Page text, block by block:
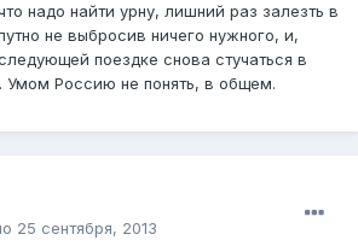
надо найти урну, лишний раз залезть в
не выбросив ничего нужного, и,
поездке снова стучаться в
Умом Россию не понять, в общем.
25 сентября, 2013